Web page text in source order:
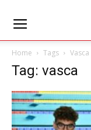
Home Tags Vasca
Tag: vasca